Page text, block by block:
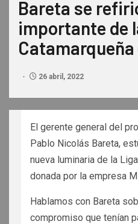
Bareta se
importante de
Catamarqueña
26 abril, 2022
El gerente general del
Pablo Nicolás Bareta,
nueva luminaria de la
donada por la empresa
Hablamos con Bareta
compromiso que tenían